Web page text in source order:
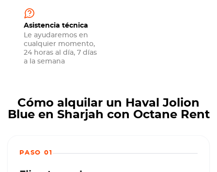
Asistencia técnica
Le ayudaremos en
cualquier momento,
24 horas al día, 7 días
a la semana
Cómo alquilar un Haval Jolion
Blue en Sharjah con Octane Rent
PASO 01